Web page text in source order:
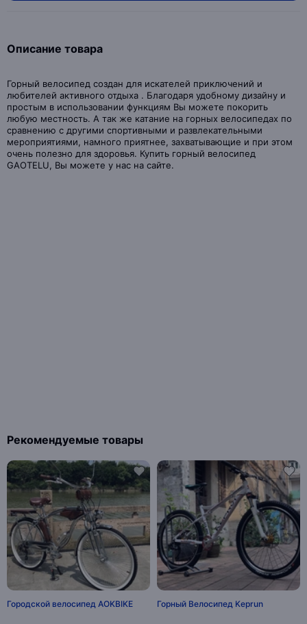
Описание товара
Горный велосипед создан для искателей приключений и
любителей активного отдыха . Благодаря удобному дизайну и
простым в использовании функциям Вы можете покорить
любую местность. А так же катание на горных велосипедах по
сравнению с другими спортивными и развлекательными
мероприятиями, намного приятнее, захватывающие и при этом
очень полезно для здоровья. Купить горный велосипед
GAOTELU, Вы можете у нас на сайте.
Рекомендуемые товары
Городской велосипед AOKBIKE Горный Велосипед Keprun